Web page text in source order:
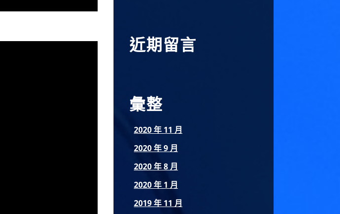
近期留言
彙整
2020 年 11 月
2020 年 9 月
2020 年 8 月
2020 年 1 月
2019 年 11 月